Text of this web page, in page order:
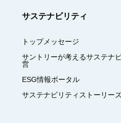
サステナビリティ
トップメッセージ
サントリーが考えるサステナ
営
ESG情報ポータル
サステナビリティストーリー